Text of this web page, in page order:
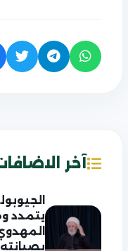
آخر
يتمدد
بصيانته